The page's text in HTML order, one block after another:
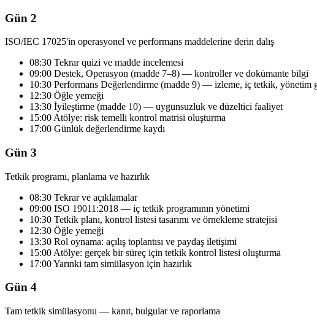
Gün 2
ISO/IEC 17025'in operasyonel ve performans maddelerine derin dalış
08:30 Tekrar quizi ve madde incelemesi
09:00 Destek, Operasyon (madde 7–8) — kontroller ve dokümante bilgi
10:30 Performans Değerlendirme (madde 9) — izleme, iç tetkik, yönetim
12:30 Öğle yemeği
13:30 İyileştirme (madde 10) — uygunsuzluk ve düzeltici faaliyet
15:00 Atölye: risk temelli kontrol matrisi oluşturma
17:00 Günlük değerlendirme kaydı
Gün 3
Tetkik programı, planlama ve hazırlık
08:30 Tekrar ve açıklamalar
09:00 ISO 19011:2018 — iç tetkik programının yönetimi
10:30 Tetkik planı, kontrol listesi tasarımı ve örnekleme stratejisi
12:30 Öğle yemeği
13:30 Rol oynama: açılış toplantısı ve paydaş iletişimi
15:00 Atölye: gerçek bir süreç için tetkik kontrol listesi oluşturma
17:00 Yarınki tam simülasyon için hazırlık
Gün 4
Tam tetkik simülasyonu — kanıt, bulgular ve raporlama